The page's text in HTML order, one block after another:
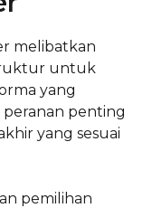
melibatkan
untuk
yang
peranan penting
yang sesuai
pemilihan